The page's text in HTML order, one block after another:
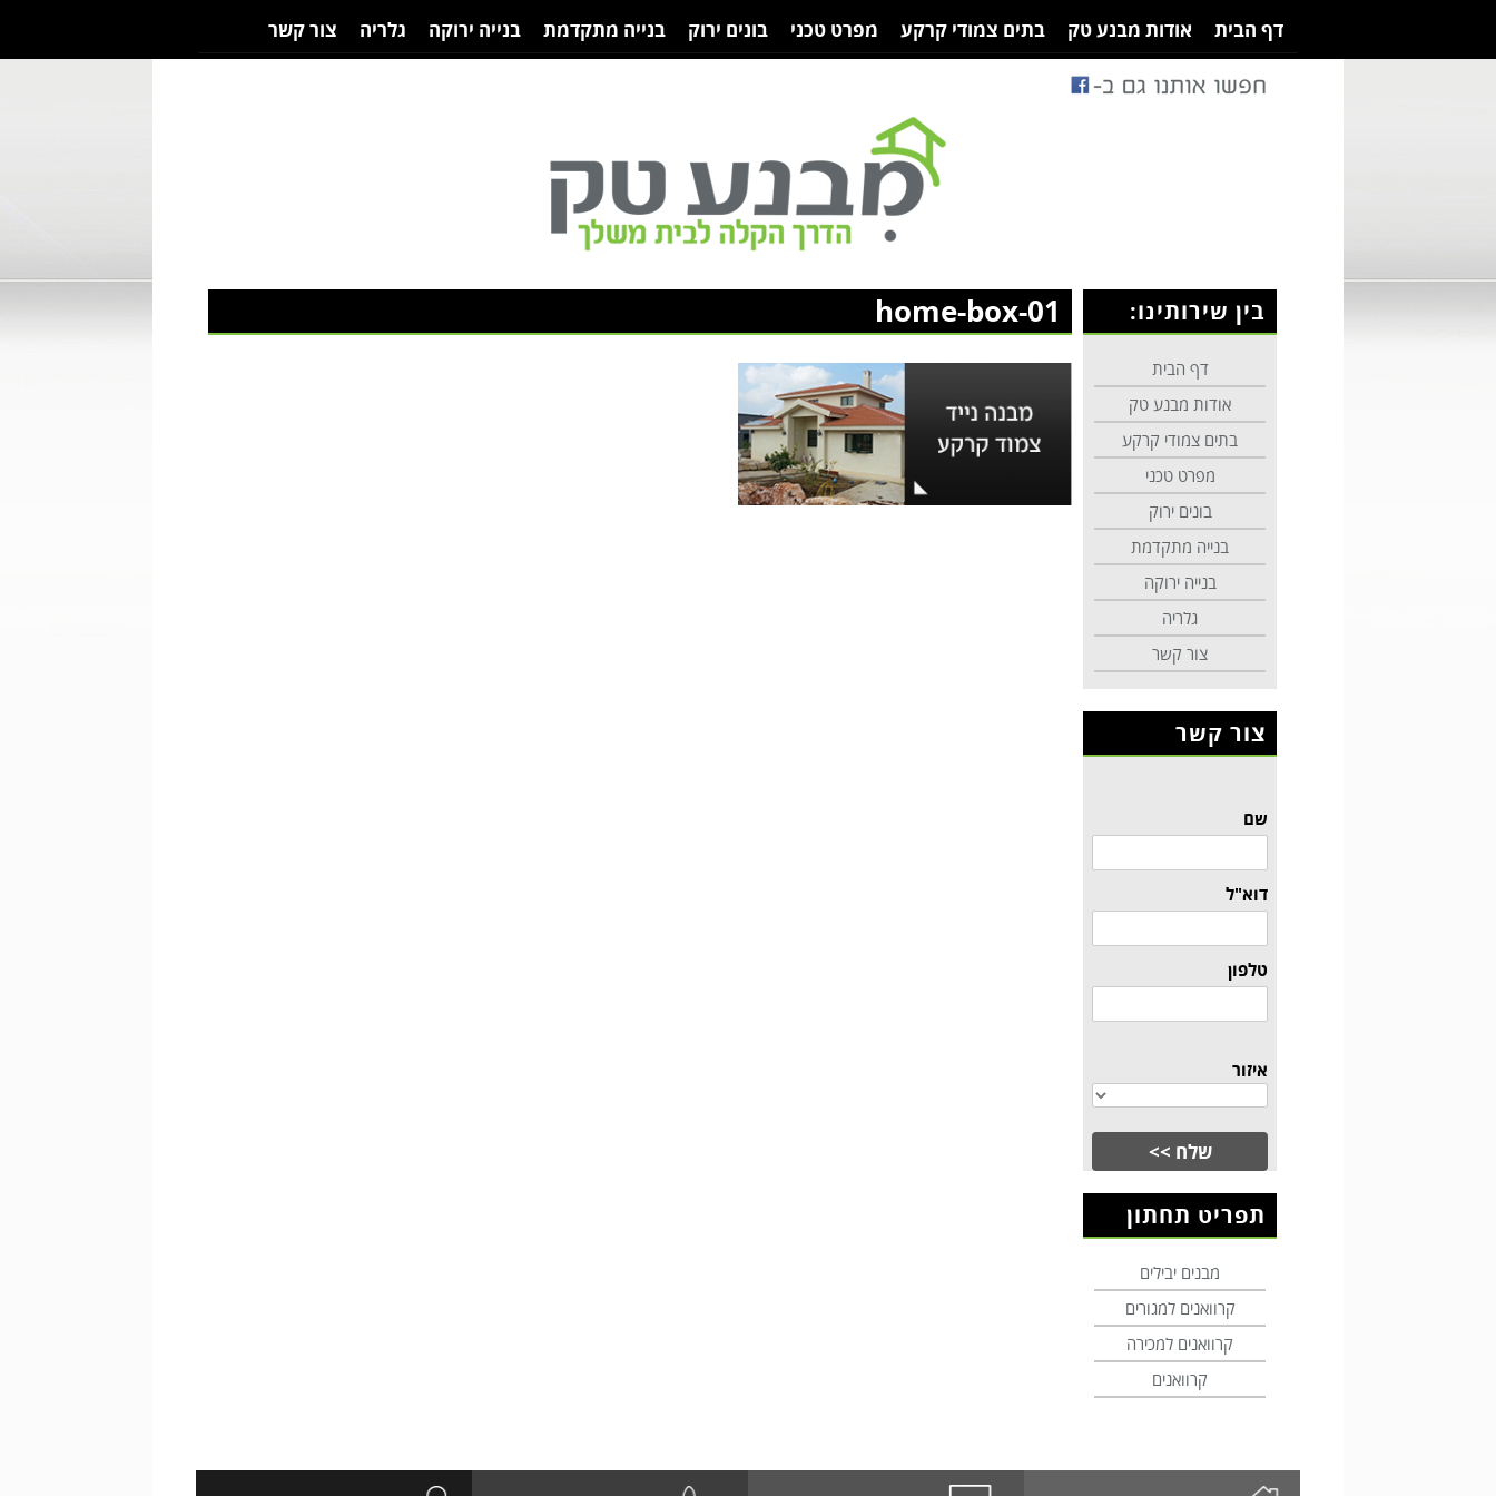
דף הבית אודות מבנע טק בתים צמודי קרקע מפרט טכני בונים ירוק בנייה מתקדמת בנייה ירוקה גלריה צור קשר
home-box-01 בין שירותינו:
דף הבית
אודות מבנע טק
בתים צמודי קרקע
מפרט טכני
בונים ירוק
בנייה מתקדמת
בנייה ירוקה
גלריה
צור קשר
צור קשר
שם
דוא"ל
טלפון
איזור
תפריט תחתון
מבנים יבילים
קרוואנים למגורים
קרוואנים למכירה
קרוואנים